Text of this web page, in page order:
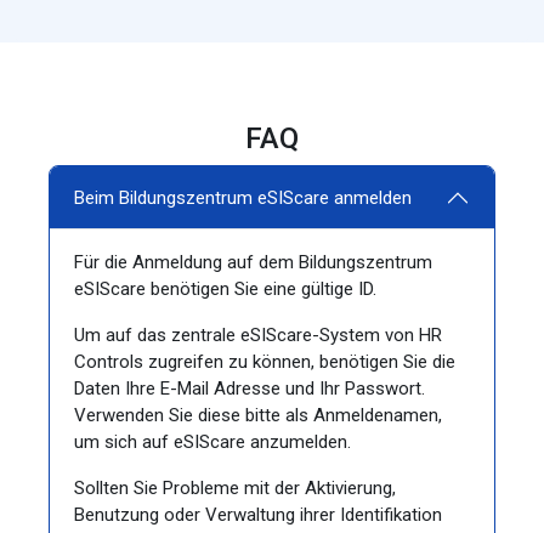
FAQ
Beim Bildungszentrum eSIScare anmelden
Für die Anmeldung auf dem Bildungszentrum
eSIScare benötigen Sie eine gültige ID.
Um auf das zentrale eSIScare-System von HR
Controls zugreifen zu können, benötigen Sie die
Daten Ihre E-Mail Adresse und Ihr Passwort.
Verwenden Sie diese bitte als Anmeldenamen,
um sich auf eSIScare anzumelden.
Sollten Sie Probleme mit der Aktivierung,
Benutzung oder Verwaltung ihrer Identifikation